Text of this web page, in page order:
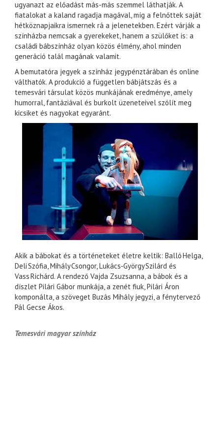
ugyanazt az előadást más-más szemmel láthatják. A
fiatalokat a kaland ragadja magával, míg a felnőttek saját
hétköznapjaikra ismernek rá a jelenetekben. Ezért várják a
színházba nemcsak a gyerekeket, hanem a szülőket is: a
családi bábszínház olyan közös élmény, ahol minden
generáció talál magának valamit.
A bemutatóra jegyek a színház jegypénztárában és online
válthatók. A produkció a független bábjátszás és a
temesvári társulat közös munkájának eredménye, amely
humorral, fantáziával és burkolt üzeneteivel szólít meg
kicsiket és nagyokat egyaránt.
Akik a bábokat és a történeteket életre keltik: Balló Helga,
Deli Szófia, Mihály Csongor, Lukács‑György Szilárd és
Vass Richárd. A rendező Vajda Zsuzsanna, a bábok és a
díszlet Pilári Gábor munkája, a zenét fiuk, Pilári Áron
komponálta, a szöveget Buzás Mihály jegyzi, a fénytervező
Pál Gecse Ákos.
Temesvári magyar színház